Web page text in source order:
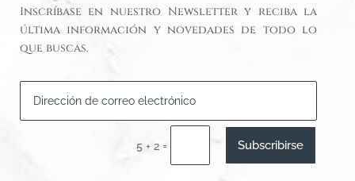
Inscríbase en nuestro Newsletter y reciba la
última información y novedades de todo lo
que buscas.
5 + 2 = Subscribirse